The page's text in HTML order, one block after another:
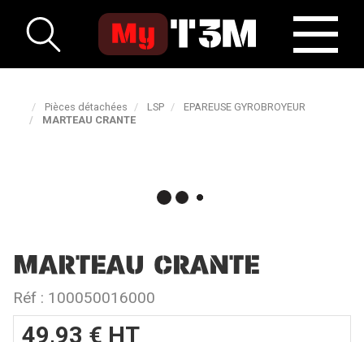
Pièces détachées LSP
EPAREUSE GYROBROYEUR
MARTEAU CRANTE
MARTEAU CRANTE
Réf : 100050016000
49,93 € HT